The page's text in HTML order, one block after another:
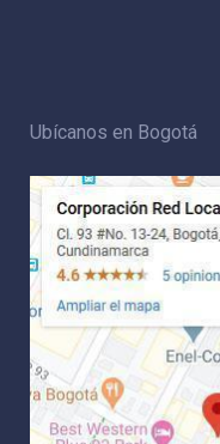
Ubícanos en Bogotá